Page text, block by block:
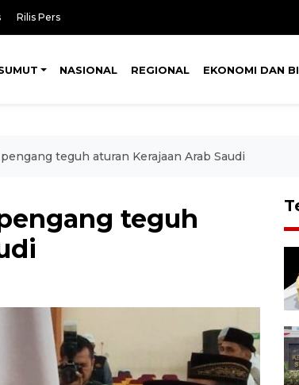
Rilis Pers
NASIONAL REGIONAL EKONOMI DAN
teguh aturan Kerajaan Arab Saudi
teguh